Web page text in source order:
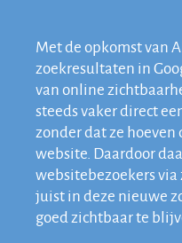
Met de opkomst van
zoekresultaten in
van online
steeds vaker direct
zonder dat ze
website. Daardoor
websitebezoekers via
juist in deze nieuwe
goed zichtbaar te